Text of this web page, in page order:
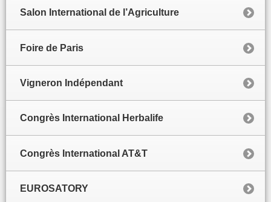
Salon International de l’Agriculture
Foire de Paris
Vigneron Indépendant
Congrès International Herbalife
Congrès International AT&T
EUROSATORY